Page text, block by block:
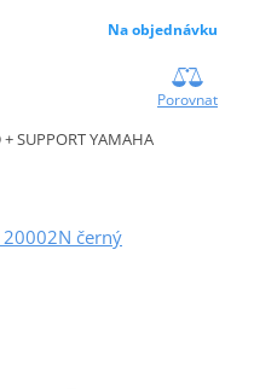
Na objednávku
Porovnat
SUPPORT YAMAHA
20002N černý